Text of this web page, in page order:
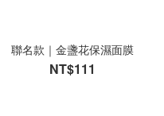
聯名款｜金盞花保濕面膜
NT$111